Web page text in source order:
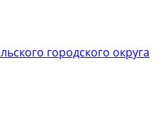
городского округа